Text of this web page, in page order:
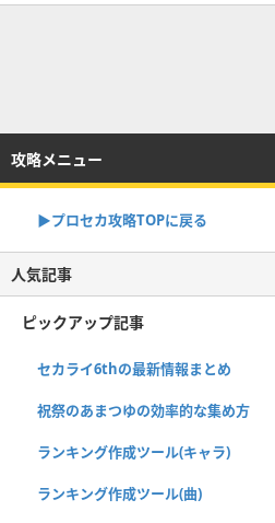
攻略メニュー
▶︎プロセカ攻略TOPに戻る
人気記事
ピックアップ記事
セカライ6thの最新情報まとめ
祝祭のあまつゆの効率的な集め方
ランキング作成ツール(キャラ)
ランキング作成ツール(曲)